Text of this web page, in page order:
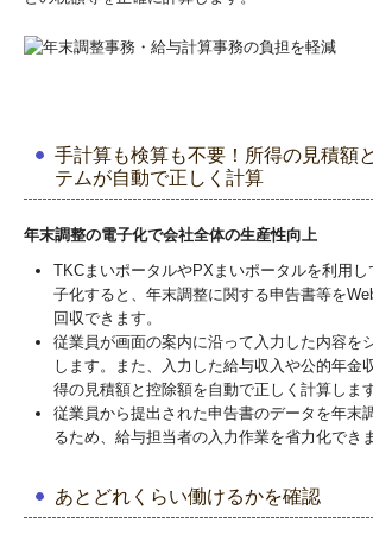
手計算も検算も不要！所得の見積額
テムが自動で正しく計算
年末調整の電子化で会社全体の生産性向上
TKCまいポータルやPXまいポータルを利用
子化すると、年末調整に関する申告書等を
回収できます。
従業員が画面の案内に沿って入力した内容を
します。また、入力した給与収入や公的年金
得の見積額と控除額を自動で正しく計算します
従業員から提出された申告書のデータを年末
るため、給与担当者の入力作業を省力化できま
あとどれくらい働けるかを確認